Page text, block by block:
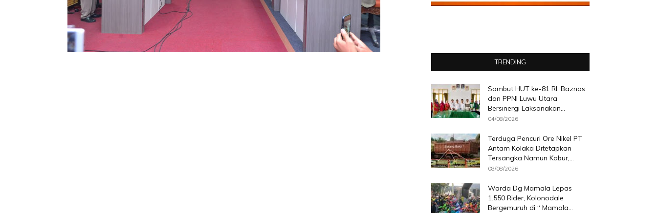
TRENDING
Sambut HUT ke-81 RI, Baznas
dan PPNI Luwu Utara
Bersinergi Laksanakan...
04/08/2026
Terduga Pencuri Ore Nikel PT
Antam Kolaka Ditetapkan
Tersangka Namun Kabur,...
08/08/2026
Warda Dg Mamala Lepas
1.550 Rider, Kolonodale
Bergemuruh di “ Mamala...